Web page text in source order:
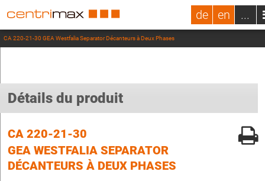
de en ...
CA 220-21-30 GEA Westfalia Separator Décanteurs à Deux Phases
Détails du produit
CA 220-21-30
GEA WESTFALIA SEPARATOR
DÉCANTEURS À DEUX PHASES